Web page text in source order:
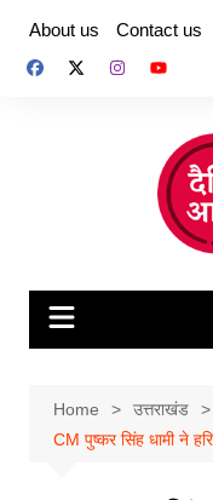
content
About us Contact us
Home
उत्तराखंड
CM पुष्कर सिंह धामी ने